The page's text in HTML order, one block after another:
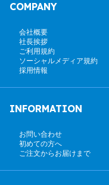
COMPANY
会社概要
社長挨拶
ご利用規約
ソーシャルメディア規約
採用情報
INFORMATION
お問い合わせ
初めての方へ
ご注文からお届けまで